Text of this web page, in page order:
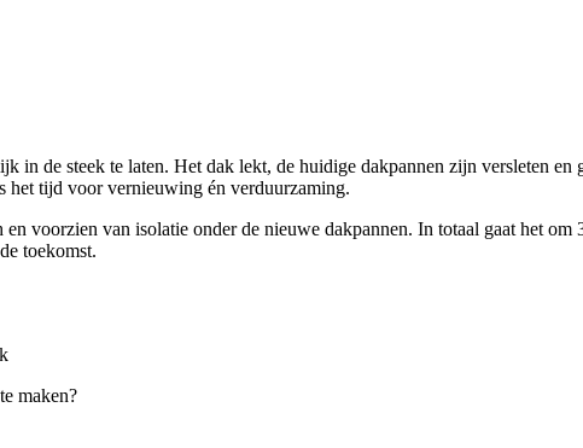
in de steek te laten. Het dak lekt, de huidige dakpannen zijn versleten
het tijd voor vernieuwing én verduurzaming.
voorzien van isolatie onder de nieuwe dakpannen. In totaal gaat het
toekomst.
maken?